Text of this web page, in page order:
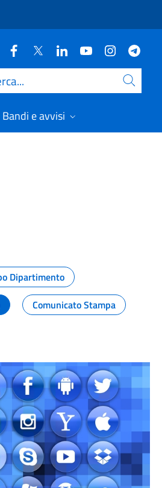
Bandi e avvisi
Dipartimento
Comunicato Stampa